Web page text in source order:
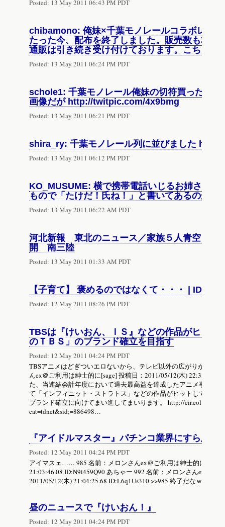
Posted: 13 May 2011 06:43 PM PDT
chibamono: 俺妹×千葉モノレールコラボレー
たった今、配布を終了しました。販売数も本日
通販は引き続き受け付けております。こちらも
Posted: 13 May 2011 06:24 PM PDT
schole1: 千葉モノレール俺妹の切符買ったどー
画像だが http://twitpic.com/4x9bmg
Posted: 13 May 2011 06:21 PM PDT
shira_ry: 千葉モノレール列に並びました
Posted: 13 May 2011 06:12 PM PDT
KO_MUSUME: 横で携帯電話いじるお姉さんの
もので「たけだ！氏ね！」と書いてあるのが
Posted: 13 May 2011 06:22 AM PDT
河北新報 東北のニュース／家族５人青空コ
開 南三陸
Posted: 13 May 2011 01:33 AM PDT
【子育て】 褒めるのではなくて・・・ |
Posted: 12 May 2011 08:26 PM PDT
TBSは『けいおん、ＩＳ』などの作品がヒット
のＴＢＳ」のブランド確立を目指す
Posted: 12 May 2011 04:24 PM PDT
TBSアニメはどぎついエロないから、テレビ以外の広がりが考え
んex＠ご利用は紳士的に[sage] 投稿日：2011/05/12(木)
た、当連結会計年度において過去最高益を達成したアニメ事業に
て「インフィニット・ストラトス」などの作品がヒットしている
ブランド確立に向けてまい進してまいります。 http://eir.eol.co.jp/
cat=tdnet&sid;=886498…
『アイドルマスター』パチンコ業界にすら腫れ
Posted: 12 May 2011 04:24 PM PDT
アイマスェ…… 985 名前：メロンさんex＠ご利用は紳士的に[sage]
21:03:46.08 ID:N9i459Q90 あちゃー 992 名前：メロンさんex＠ご
2011/05/12(木) 21:04:25.68 ID:L6q1Us310 >>985 終了だなｗ…
昼のニュースで『けいおん！』
Posted: 12 May 2011 04:24 PM PDT